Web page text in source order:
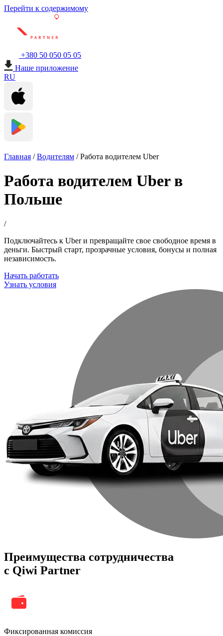
Перейти к содержимому
+380 50 050 05 05
Наше приложение
RU
Главная /Водителям /Работа водителем Uber
Работа водителем Uber в
Польше
/
Подключайтесь к Uber и превращайте свое свободное время в
деньги. Быстрый старт, прозрачные условия, бонусы и полная
независимость.
Начать работать
Узнать условия
Преимущества сотрудничества
с Qiwi Partner
Фиксированная комиссия